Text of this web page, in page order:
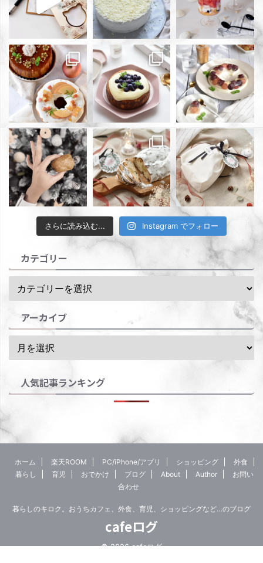
さらに読み込む... Instagram でフォロー
カテゴリー
アーカイブ
人気記事ランキング
ホーム 楽天ROOM PC/iPhone/アプリ ショッピング
外食
暮らし
育児 おでかけ ブログ About Author
お問い
合わせ
暮らしのキロク。おうちカフェ、外食、育児、ショッピングなど…のブログ
cafeログ
© 2026 cafeログ